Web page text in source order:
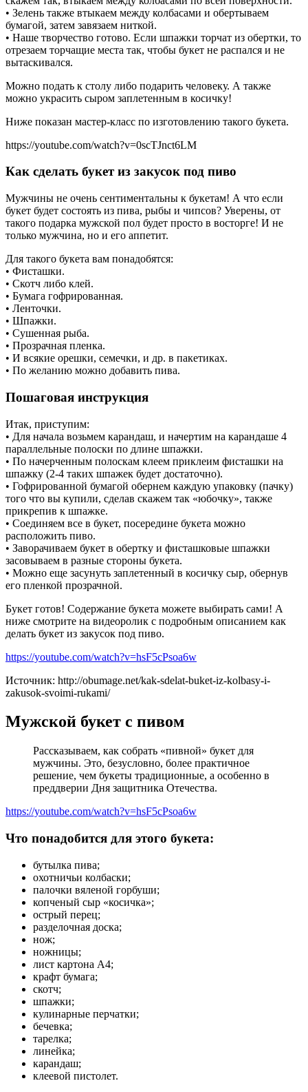
• Зелень также втыкаем между колбасами и обертываем
бумагой, затем завязаем ниткой.
• Наше творчество готово. Если шпажки торчат из обертки, то
отрезаем торчащие места так, чтобы букет не распался и не
вытаскивался.
Можно подать к столу либо подарить человеку. А также
можно украсить сыром заплетенным в косичку!
Ниже показан мастер-класс по изготовлению такого букета.
https://youtube.com/watch?v=0scTJnct6LM
Как сделать букет из закусок под пиво
Мужчины не очень сентиментальны к букетам! А что если
букет будет состоять из пива, рыбы и чипсов? Уверены, от
такого подарка мужской пол будет просто в восторге! И не
только мужчина, но и его аппетит.
Для такого букета вам понадобятся:
• Фисташки.
• Скотч либо клей.
• Бумага гофрированная.
• Ленточки.
• Шпажки.
• Сушенная рыба.
• Прозрачная пленка.
• И всякие орешки, семечки, и др. в пакетиках.
• По желанию можно добавить пива.
Пошаговая инструкция
Итак, приступим:
• Для начала возьмем карандаш, и начертим на карандаше 4
параллельные полоски по длине шпажки.
• По начерченным полоскам клеем приклеим фисташки на
шпажку (2-4 таких шпажек будет достаточно).
• Гофрированной бумагой обернем каждую упаковку (пачку)
того что вы купили, сделав скажем так «юбочку», также
прикрепив к шпажке.
• Соединяем все в букет, посередине букета можно
расположить пиво.
• Заворачиваем букет в обертку и фисташковые шпажки
засовываем в разные стороны букета.
• Можно еще засунуть заплетенный в косичку сыр, обернув
его пленкой прозрачной.
Букет готов! Содержание букета можете выбирать сами! А
ниже смотрите на видеоролик с подробным описанием как
делать букет из закусок под пиво.
https://youtube.com/watch?v=hsF5cPsoa6w
Источник: http://obumage.net/kak-sdelat-buket-iz-kolbasy-i-
zakusok-svoimi-rukami/
Мужской букет с пивом
Рассказываем, как собрать «пивной» букет для
мужчины. Это, безусловно, более практичное
решение, чем букеты традиционные, а особенно в
преддверии Дня защитника Отечества.
https://youtube.com/watch?v=hsF5cPsoa6w
Что понадобится для этого букета:
бутылка пива;
охотничьи колбаски;
палочки вяленой горбуши;
копченый сыр «косичка»;
острый перец;
разделочная доска;
нож;
ножницы;
лист картона А4;
крафт бумага;
скотч;
шпажки;
кулинарные перчатки;
бечевка;
тарелка;
линейка;
карандаш;
клеевой пистолет.